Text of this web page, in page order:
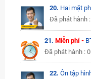
20. Hai mặt
Đã phát hành
21.Miễn phí -
Đã phát hành :
22. Ôn tập